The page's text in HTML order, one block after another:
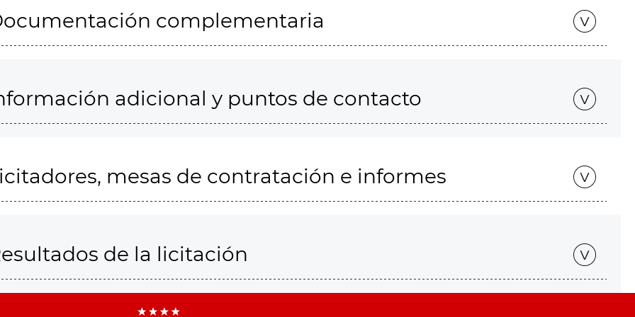
complementaria
adicional y puntos de contacto
mesas de contratación e informes
de la licitación